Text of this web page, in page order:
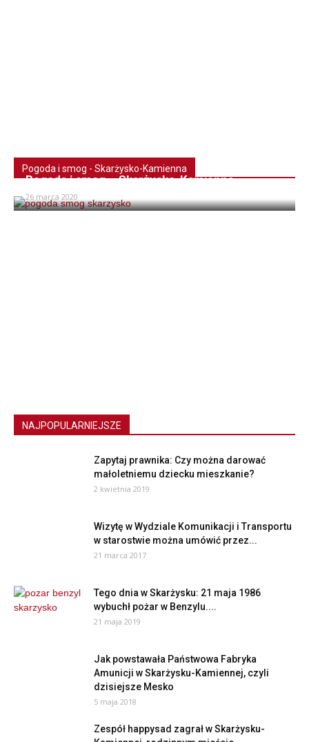
Pogoda i smog - Skarżysko-Kamienna
Pogoda i smog – Skarżysko-Kamienna
26 marca 2020
NAJPOPULARNIEJSZE
Zapytaj prawnika: Czy można darować
małoletniemu dziecku mieszkanie?
2 kwietnia 2019
Wizytę w Wydziale Komunikacji i Transportu
w starostwie można umówić przez...
21 marca 2017
Tego dnia w Skarżysku: 21 maja 1986
wybuchł pożar w Benzylu....
21 maja 2019
Jak powstawała Państwowa Fabryka
Amunicji w Skarżysku-Kamiennej, czyli
dzisiejsze Mesko
5 maja 2018
Zespół happysad zagrał w Skarżysku-